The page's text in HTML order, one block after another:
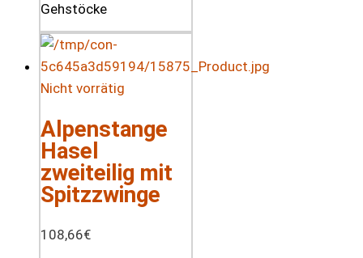
Nicht vorrätig
Alpenstange
Hasel
zweiteilig mit
Spitzzwinge
108,66€